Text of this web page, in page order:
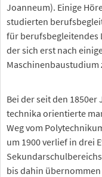
Joanneum). Einige
studierten
für berufsbegleitendes
der sich erst nach
Maschinenbaustudium
Bei der seit den
technika orientierte
Weg vom
um 1900 verlief in drei
bis dahin